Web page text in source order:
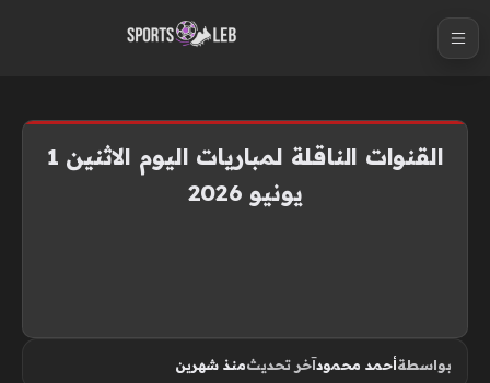
القنوات الناقلة لمباريات اليوم الاثنين 1
يونيو 2026
بواسطةأحمد محمودآخر تحديثمنذ شهرين